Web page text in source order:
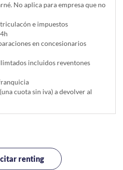
No aplica para empresa que no
e impuestos
en concesionarios
incluidos reventones
cuota sin iva) a devolver al
renting